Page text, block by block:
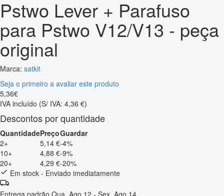
Pstwo Lever + Parafuso
para Pstwo V12/V13 - peça
original
Marca: satkit
Seja o primeiro a avaliar este produto
5,36€
IVA incluído (S/ IVA: 4,36 €)
Descontos por quantidade
QuantidadePreçoGuardar
2+
5,14 €-4%
10+
4,88 €-9%
20+
4,29 €-20%
Em stock - Enviado imediatamente
Entrega padrão Qua, Ago 12 - Sex, Ago 14